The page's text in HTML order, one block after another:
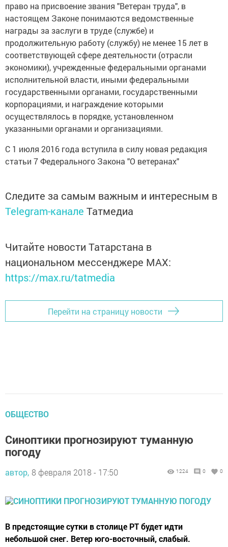
право на присвоение звания "Ветеран труда", в
настоящем Законе понимаются ведомственные
награды за заслуги в труде (службе) и
продолжительную работу (службу) не менее 15 лет в
соответствующей сфере деятельности (отрасли
экономики), учрежденные федеральными органами
исполнительной власти, иными федеральными
государственными органами, государственными
корпорациями, и награждение которыми
осуществлялось в порядке, установленном
указанными органами и организациями.
С 1 июля 2016 года вступила в силу новая редакция
статьи 7 Федерального Закона "О ветеранах"
Следите за самым важным и интересным в
Telegram-канале Татмедиа
Читайте новости Татарстана в
национальном мессенджере MАХ:
https://max.ru/tatmedia
Перейти на страницу новости
ОБЩЕСТВО
Синоптики прогнозируют туманную
погоду
автор, 8 февраля 2018 - 17:50 1224 0 0
В предстоящие сутки в столице РТ будет идти
небольшой снег. Ветер юго-восточный, слабый.